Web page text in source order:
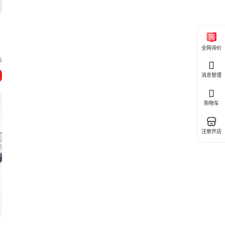
全网询价
消息管理
购物车
注册开店